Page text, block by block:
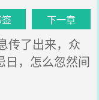
下一章
传了出来，众
日，怎么忽然间